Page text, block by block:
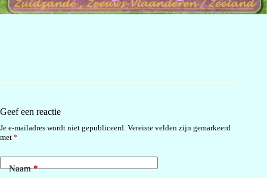
Geef een reactie
Je e-mailadres wordt niet gepubliceerd. Vereiste velden zijn gemarkeerd
met *
Naam*